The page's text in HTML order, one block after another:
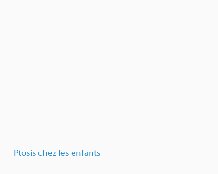
Ptosis chez les enfants